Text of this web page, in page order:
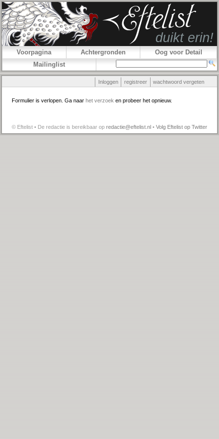
Voorpagina Achtergronden
Oog voor Detail
Mailinglist
Inloggen registreer wachtwoord vergeten
Formulier is verlopen. Ga naar het verzoek en probeer het opnieuw.
© Eftelist • De redactie is bereikbaar op redactie@eftelist.nl • Volg Eftelist op Twitter